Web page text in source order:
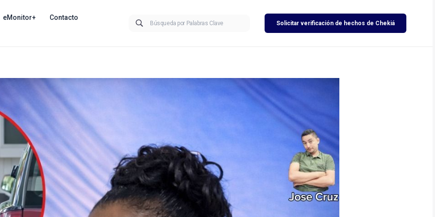
eMonitor+
Contacto
Solicitar verificación de hechos de Chekiá